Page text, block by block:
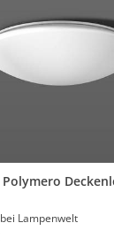
Lampenwelt